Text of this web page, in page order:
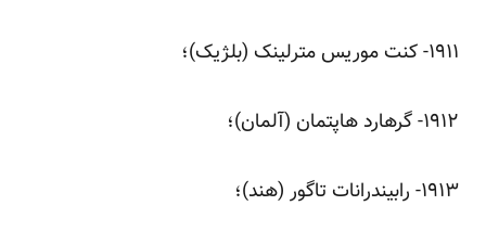
‌۱۹۱۱- کنت موریس مترلینک (بلژیک)؛
‌۱۹۱۲- گرهارد هاپتمان (آلمان)؛
‌۱۹۱۳- رابیندرانات تاگور (هند)؛